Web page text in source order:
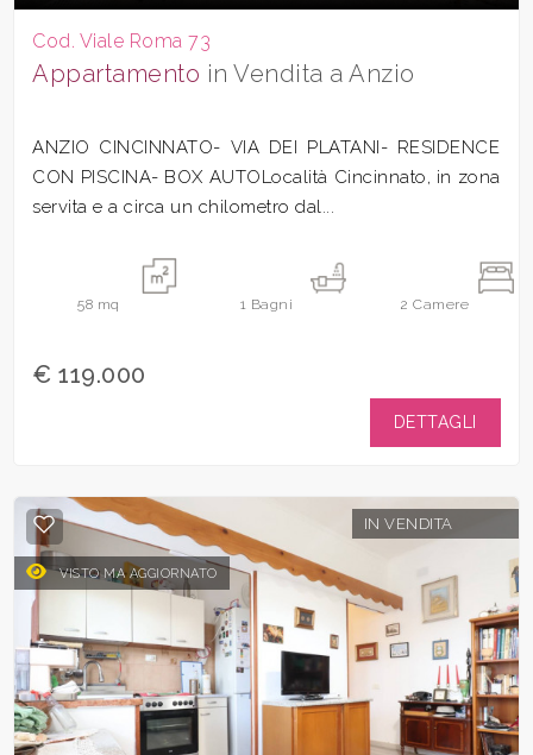
Cod. Viale Roma 73
Appartamento in Vendita a Anzio
ANZIO CINCINNATO- VIA DEI PLATANI- RESIDENCE
CON PISCINA- BOX AUTOLocalità Cincinnato, in zona
servita e a circa un chilometro dal...
58 mq 1 Bagni 2 Camere
€ 119.000
DETTAGLI
IN VENDITA
VISTO MA AGGIORNATO